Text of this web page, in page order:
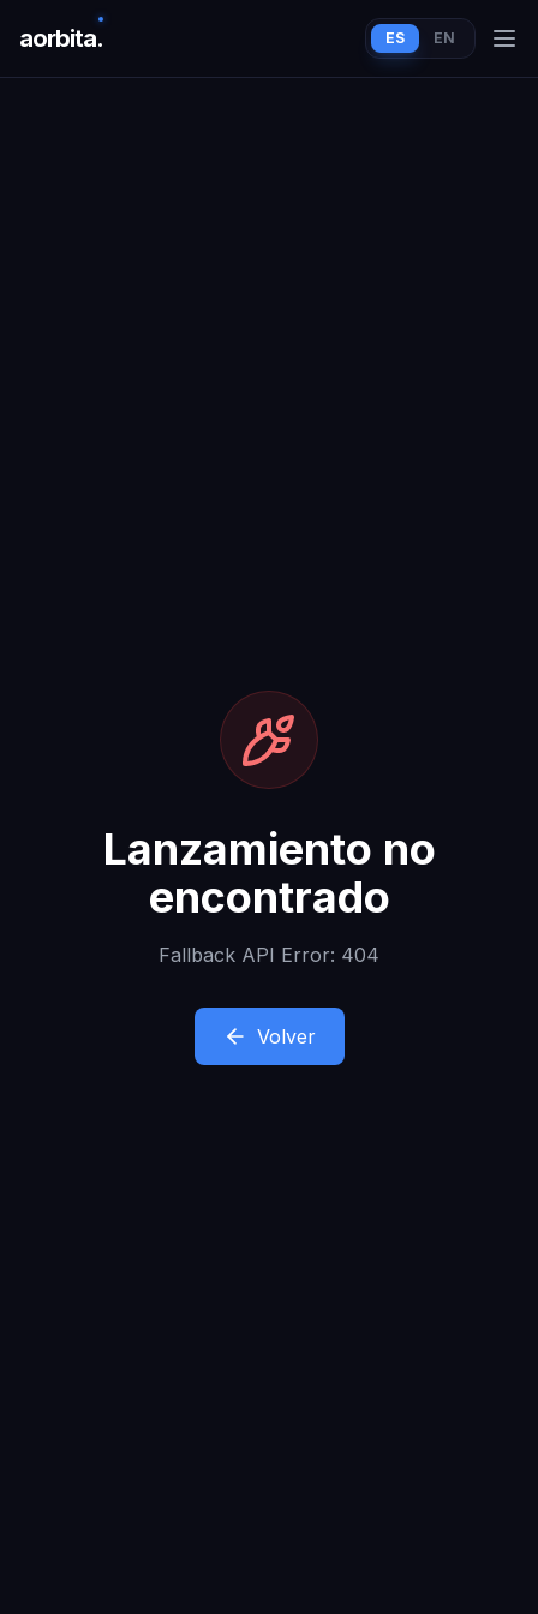
aorbita. ES EN
Lanzamiento no
encontrado
Fallback API Error: 404
Volver